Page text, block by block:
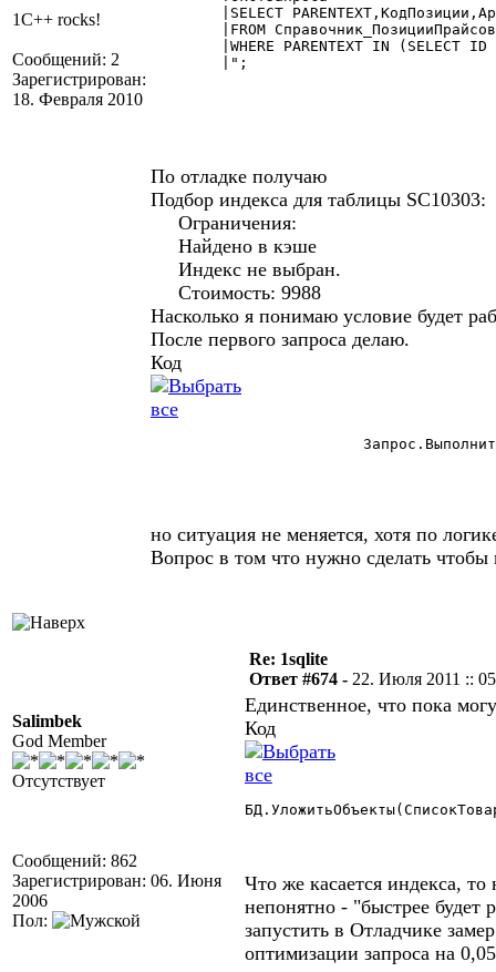
1C++ rocks!
Сообщений: 2
Зарегистрирован:
18. Февраля 2010
По отладке получаю
Подбор индекса для таблицы SC10303:
Ограничения:
Найдено в кэше
Индекс не выбран.
Стоимость: 9988
Насколько я понимаю условие будет
После первого запроса делаю.
Код
но ситуация не меняется, хотя по
Вопрос в том что нужно сделать чтобы
Salimbek
God Member
Отсутствует
Сообщений: 862
Зарегистрирован: 06. Июня
2006
Пол:
Re: 1sqlite
Ответ #674 - 22. Июля 2011 ::
Единственное, что пока
Код
Что же касается индекса, то
непонятно - "быстрее будет
запустить в Отладчике
оптимизации запроса на